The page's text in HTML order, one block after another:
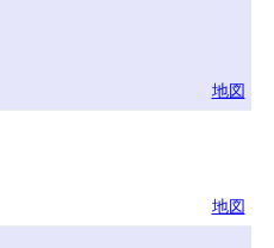
地図
地図